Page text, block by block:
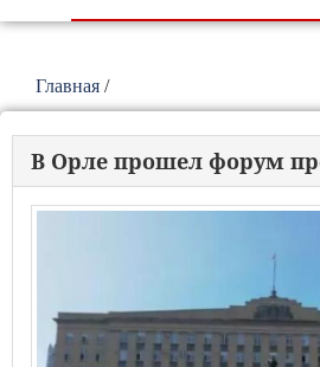
Главная /
В Орле прошел форум